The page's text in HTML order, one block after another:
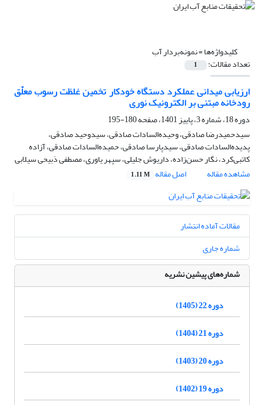
کلیدواژه‌ها =نمونه‌بردار آب
تعداد مقالات: 1
ارزیابی میدانی عملکرد دستگاه خودکار تخمین غلظت رسوب معلّق
رودخانه مبتنی بر الکترونیک نوری
دوره 18، شماره 3، پاییز 1401، صفحه
180-195
سیدحمیدرضا صادقی، وحیده‌السادات صادقی، سیدوحید صادقی،
پدیده‌السادات صادقی، سیدپارسا صادقی، حمیده‌السادات صادقی، آزاده
کاتبی‌کرد، نگار حسن‌زاده، داریوش جلیلی، سپهر یاوری، مصطفی ذبیحی سیلابی
مشاهده مقاله
اصل مقاله 1.11 M
مقالات آماده انتشار
شماره جاری
شماره‌های پیشین نشریه
دوره 22 (1405)
دوره 21 (1404)
دوره 20 (1403)
دوره 19 (1402)